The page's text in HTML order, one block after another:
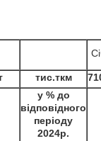
тис.ткм
у % до
відповідного
періоду
2024р.